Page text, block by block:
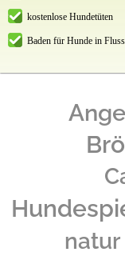
kostenlose Hundetüten
Baden für Hunde in
natur